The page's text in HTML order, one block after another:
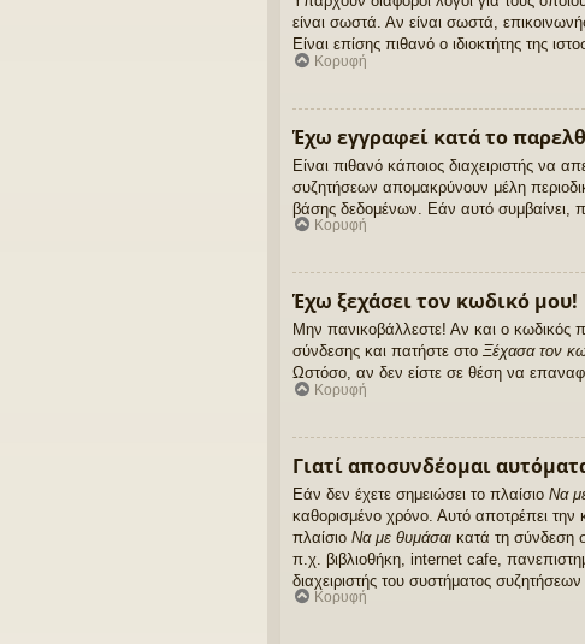
είναι σωστά. Αν είναι σωστά,
Είναι επίσης πιθανό ο ιδιοκτήτης της
Κορυφή
Έχω εγγραφεί κατά το
Είναι πιθανό κάποιος διαχειριστής να
συζητήσεων απομακρύνουν μέλη
βάσης δεδομένων. Εάν αυτό συμβαίνει,
Κορυφή
Έχω ξεχάσει τον κωδικό μου!
Μην πανικοβάλλεστε! Αν και ο κωδικός
σύνδεσης και πατήστε στο Ξέχασα τον
Ωστόσο, αν δεν είστε σε θέση να
Κορυφή
Γιατί αποσυνδέομαι
Εάν δεν έχετε σημειώσει το πλαίσιο Να
καθορισμένο χρόνο. Αυτό αποτρέπει
πλαίσιο Να με θυμάσαι κατά τη σύνδεση
π.χ. βιβλιοθήκη, internet cafe,
διαχειριστής του συστήματος
Κορυφή